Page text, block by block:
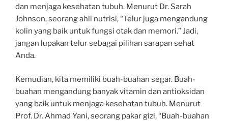
dan menjaga kesehatan tubuh. Menurut Dr. Sarah
Johnson, seorang ahli nutrisi, “Telur juga mengandung
kolin yang baik untuk fungsi otak dan memori.” Jadi,
jangan lupakan telur sebagai pilihan sarapan sehat
Anda.
Kemudian, kita memiliki buah-buahan segar. Buah-
buahan mengandung banyak vitamin dan antioksidan
yang baik untuk menjaga kesehatan tubuh. Menurut
Prof. Dr. Ahmad Yani, seorang pakar gizi, “Buah-buahan